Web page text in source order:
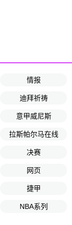
情报
迪拜祈祷
意甲威尼斯
拉斯帕尔马在线
决赛
网页
捷甲
NBA系列